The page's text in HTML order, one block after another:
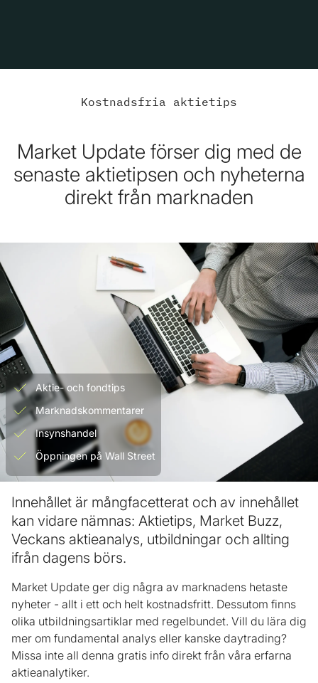
Kostnadsfria aktietips
Market Update förser dig med de
senaste aktietipsen och nyheterna
direkt från marknaden
Aktie- och fondtips
Marknadskommentarer
Insynshandel
Öppningen på Wall Street
Innehållet är mångfacetterat och av innehållet
kan vidare nämnas: Aktietips, Market Buzz,
Veckans aktieanalys, utbildningar och allting
ifrån dagens börs.
Market Update ger dig några av marknadens hetaste
nyheter - allt i ett och helt kostnadsfritt. Dessutom finns
olika utbildningsartiklar med regelbundet. Vill du lära dig
mer om fundamental analys eller kanske daytrading?
Missa inte all denna gratis info direkt från våra erfarna
aktieanalytiker.